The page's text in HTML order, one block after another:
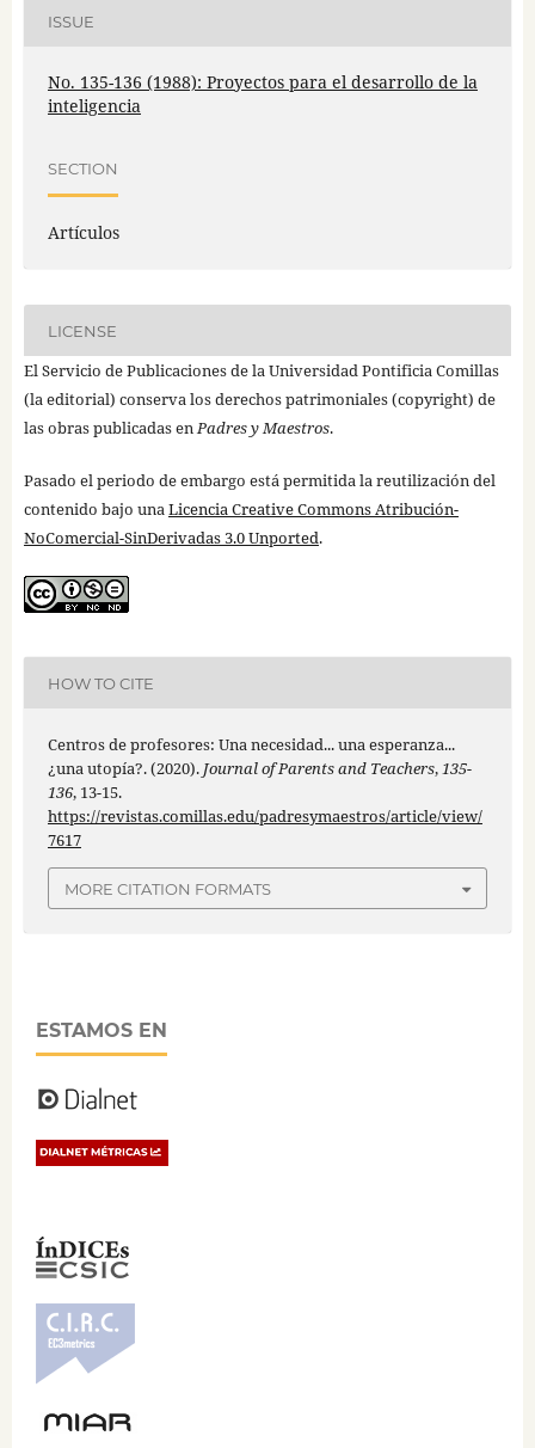
ISSUE
No. 135-136 (1988): Proyectos para el desarrollo de la
inteligencia
SECTION
Artículos
LICENSE
El Servicio de Publicaciones de la Universidad Pontificia Comillas
(la editorial) conserva los derechos patrimoniales (copyright) de
las obras publicadas enPadres y Maestros.
Pasado el periodo de embargo está permitida la reutilización del
contenido bajo unaLicencia Creative Commons Atribución-
NoComercial-SinDerivadas 3.0 Unported.
HOW TO CITE
Centros de profesores: Una necesidad... una esperanza...
¿una utopía?. (2020). Journal of Parents and Teachers,135-
136, 13-15.
https://revistas.comillas.edu/padresymaestros/article/view/
7617
MORE CITATION FORMATS
ESTAMOS EN